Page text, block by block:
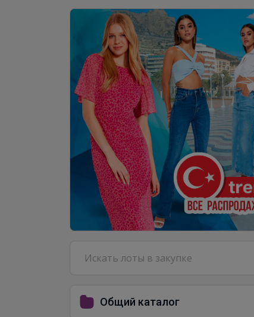
Общий каталог